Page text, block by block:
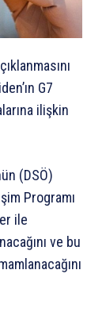
G7
ilişkin
(DSÖ)
Programı
ile
ve bu